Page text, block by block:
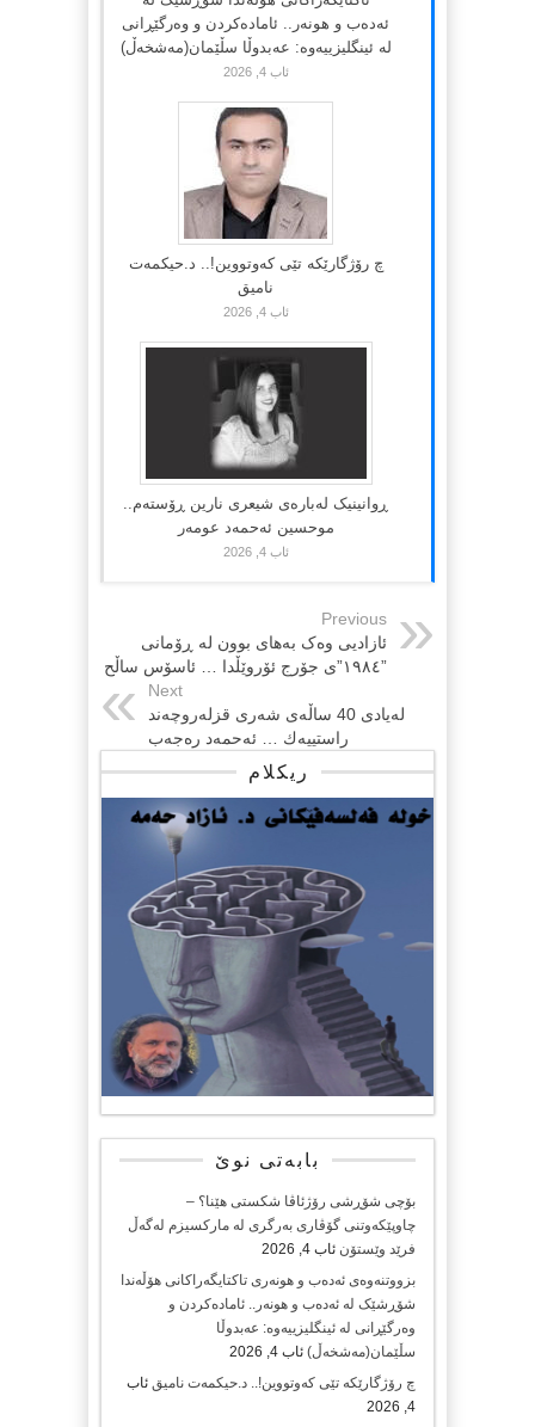
ئەدەب و هونەر.. ئامادەکردن و وەرگێڕانی
لە ئینگلیزییەوە: عەبدوڵا سڵێمان(مەشخەڵ)
ئاب 4, 2026
چ رۆژگارێکە تێی کەوتووین!.. د.حیکمەت
نامیق
ئاب 4, 2026
ڕوانینیک لەبارەى شیعرى نارین ڕۆستەم..
موحسین ئەحمەد عومەر
ئاب 4, 2026
Previous
ئازادیی وەک بەهای بوون لە ڕۆمانی
”١٩٨٤”ی جۆرج ئۆروێڵدا … ئاسۆس ساڵح
Next
له‌یادی 40 ساڵه‌ی شه‌ری قزله‌روچه‌ند
راستییه‌ك … ئه‌حمه‌د ره‌جه‌ب
ریکلام
بابەتی نوێ
بۆچی شۆڕشی رۆژئاڤا شکستی هێنا؟ –
چاوپێکەوتنی گۆڤاری بەرگری لە مارکسیزم لەگەڵ
فرێد وێستۆن ئاب 4, 2026
بزووتنەوەی ئەدەب و هونەری تاکتایگەراکانی هۆڵەندا
شۆڕشێک لە ئەدەب و هونەر.. ئامادەکردن و
وەرگێڕانی لە ئینگلیزییەوە: عەبدوڵا
سڵێمان(مەشخەڵ) ئاب 4, 2026
چ رۆژگارێکە تێی کەوتووین!.. د.حیکمەت نامیق ئاب
4, 2026